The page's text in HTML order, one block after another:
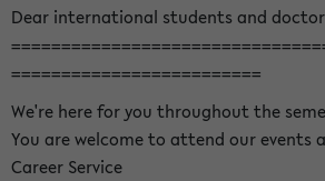
Dear international students and
=========================
We're here for you throughout the
You are welcome to attend our events
Career Service